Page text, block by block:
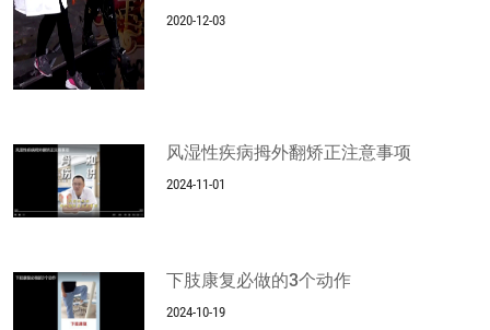
2020-12-03
风湿性疾病拇外翻矫正注意事项
2024-11-01
下肢康复必做的3个动作
2024-10-19